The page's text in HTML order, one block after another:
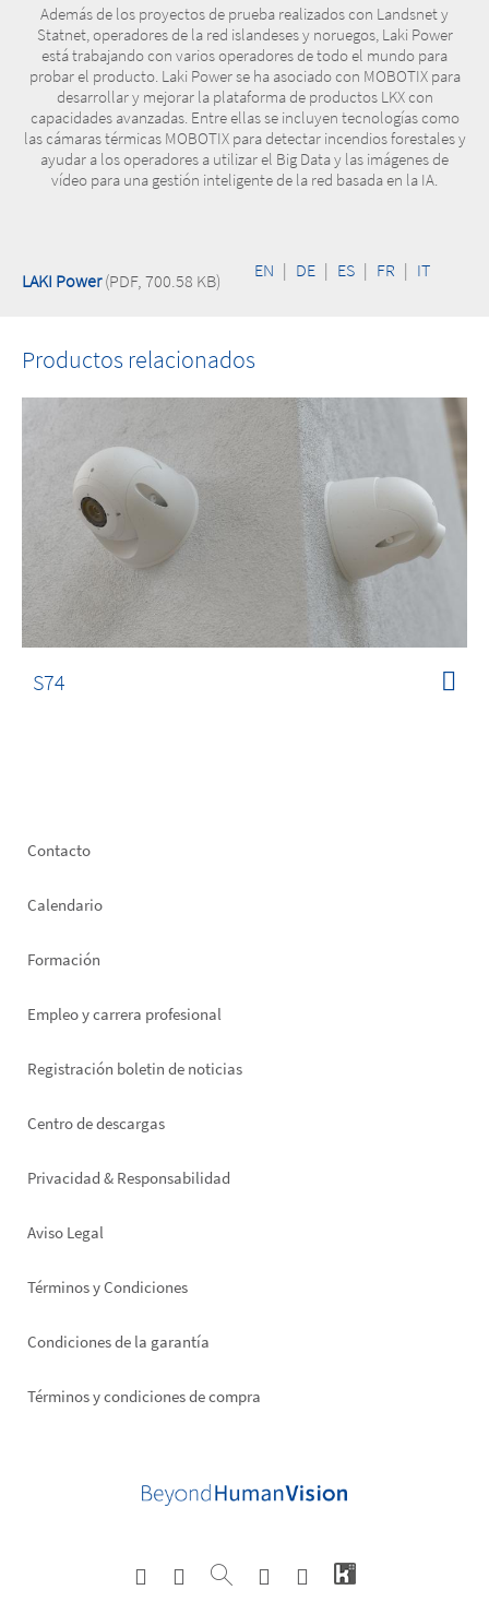
Además de los proyectos de prueba realizados con Landsnet y
Statnet, operadores de la red islandeses y noruegos, Laki Power
está trabajando con varios operadores de todo el mundo para
probar el producto. Laki Power se ha asociado con MOBOTIX para
desarrollar y mejorar la plataforma de productos LKX con
capacidades avanzadas. Entre ellas se incluyen tecnologías como
las cámaras térmicas MOBOTIX para detectar incendios forestales y
ayudar a los operadores a utilizar el Big Data y las imágenes de
vídeo para una gestión inteligente de la red basada en la IA.
LAKI Power(PDF, 700.58 KB) EN | DE | ES | FR | IT
Productos relacionados
S74
Footer
Contacto
Calendario
Formación
Empleo y carrera profesional
Registración boletin de noticias
Footer
Centro de descargas
Privacidad & Responsabilidad
Aviso Legal
Términos y Condiciones
Condiciones de la garantía
Términos y condiciones de compra